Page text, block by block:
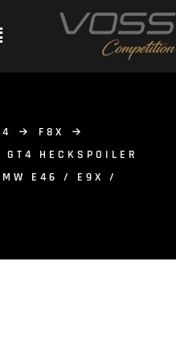
F8X
GT4 HECKSPOILER
E46 / E9X /